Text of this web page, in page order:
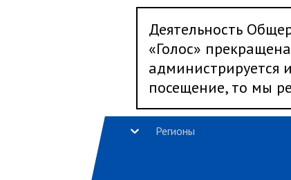
Деятельность
«Голос»
администрируется
посещение, то мы
Регионы